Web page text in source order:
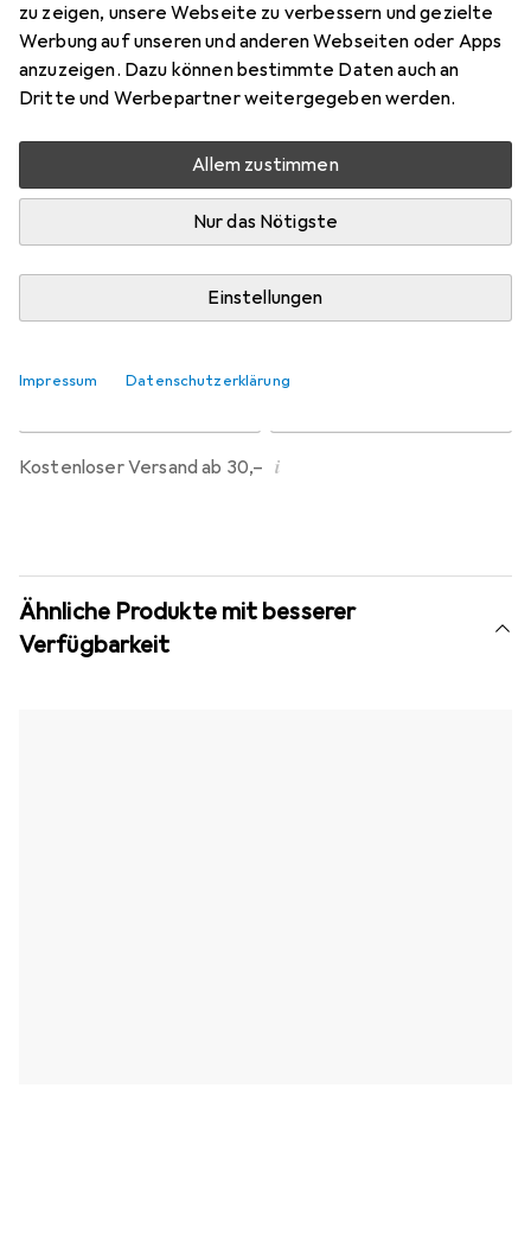
zu zeigen, unsere Webseite zu verbessern und gezielte
Werbung auf unseren und anderen Webseiten oder Apps
anzuzeigen. Dazu können bestimmte Daten auch an
Dritte und Werbepartner weitergegeben werden.
Allem zustimmen
Nur das Nötigste
Einstellungen
Impressum Datenschutzerklärung
1
Bewertungen
Zwischen Sa, 15.8. und Mi, 19.8. geliefert
Mehr als 10 Stück an Lager beim Lieferanten
Benachrichtigen, wenn schneller verfügbar
Lieferort angeben für genaue Lieferzeit
Kostenloser Versand ab 30,– i
Ähnliche Produkte mit besserer
Verfügbarkeit